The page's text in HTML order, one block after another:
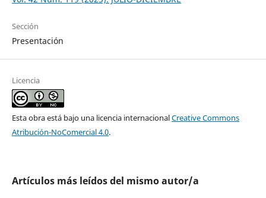
Sección
Presentación
Licencia
Esta obra está bajo una licencia internacionalCreative Commons
Atribución-NoComercial 4.0.
Artículos más leídos del mismo autor/a